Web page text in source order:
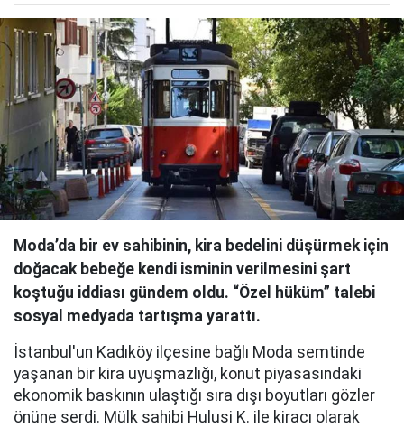
Moda’da bir ev sahibinin, kira bedelini düşürmek için
doğacak bebeğe kendi isminin verilmesini şart
koştuğu iddiası gündem oldu. “Özel hüküm” talebi
sosyal medyada tartışma yarattı.
İstanbul'un Kadıköy ilçesine bağlı Moda semtinde
yaşanan bir kira uyuşmazlığı, konut piyasasındaki
ekonomik baskının ulaştığı sıra dışı boyutları gözler
önüne serdi. Mülk sahibi Hulusi K. ile kiracı olarak